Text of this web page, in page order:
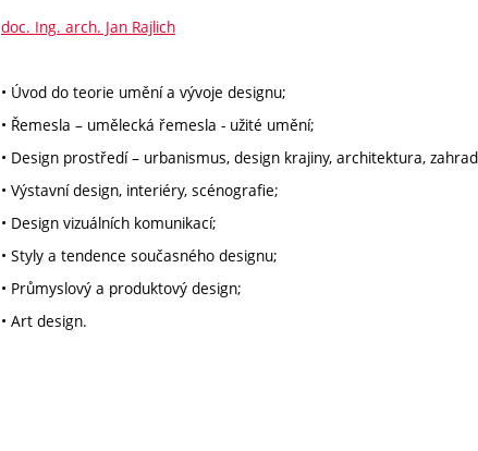
doc. Ing. arch. Jan Rajlich
• Úvod do teorie umění a vývoje designu;
• Řemesla – umělecká řemesla - užité umění;
• Design prostředí – urbanismus, design krajiny, architektura,
• Výstavní design, interiéry, scénografie;
• Design vizuálních komunikací;
• Styly a tendence současného designu;
• Průmyslový a produktový design;
• Art design.